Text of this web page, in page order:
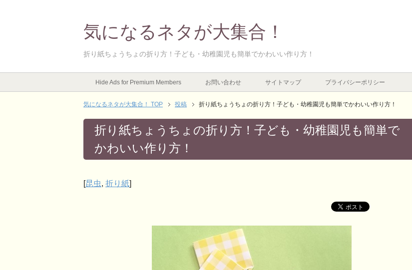
気になるネタが大集合！
折り紙ちょうちょの折り方！子ども・幼稚園児も簡単でかわいい作り方！
Hide Ads for Premium Members お問い合わせ サイトマップ プライバシーポリシー
気になるネタが大集合！ TOP 投稿 折り紙ちょうちょの折り方！子ども・幼稚園児も簡単でかわいい作り方！
折り紙ちょうちょの折り方！子ども・幼稚園児も簡単で
かわいい作り方！
[昆虫, 折り紙]